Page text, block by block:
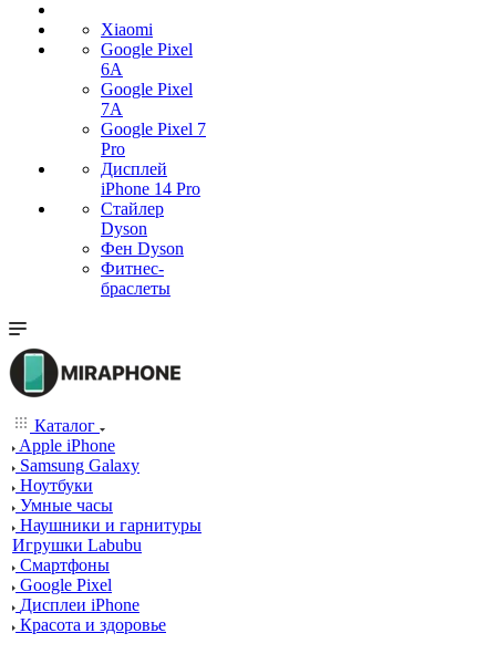
Xiaomi
Google Pixel
6A
Google Pixel
7А
Google Pixel 7
Pro
Дисплей
iPhone 14 Pro
Стайлер
Dyson
Фен Dyson
Фитнес-
браслеты
Каталог
Apple iPhone
Samsung Galaxy
Ноутбуки
Умные часы
Наушники и гарнитуры
Игрушки Labubu
Смартфоны
Google Pixel
Дисплеи iPhone
Красота и здоровье